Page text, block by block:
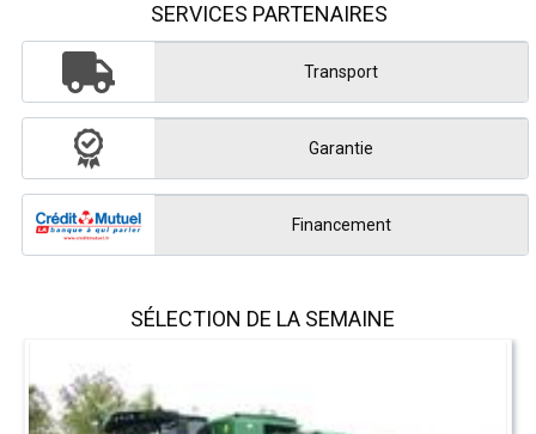
SERVICES PARTENAIRES
Transport
Garantie
Financement
SÉLECTION DE LA SEMAINE